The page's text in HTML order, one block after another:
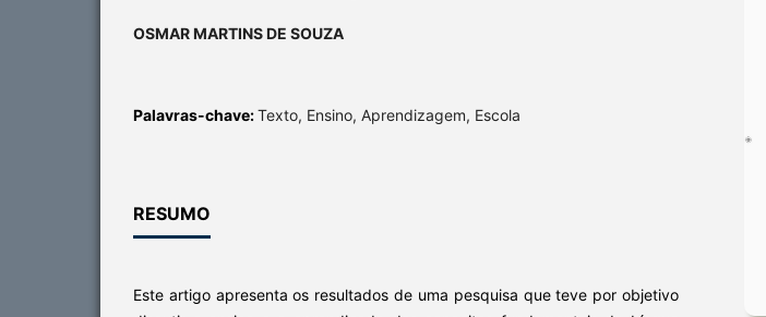
OSMAR MARTINS DE SOUZA
Palavras-chave:Texto, Ensino, Aprendizagem, Escola
RESUMO
Este artigo apresenta os resultados de uma pesquisa que teve por objetivo